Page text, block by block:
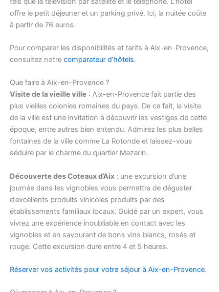
offre le petit déjeuner et un parking privé. Ici, la nuitée coûte
à partir de 76 euros.
Pour comparer les disponibilités et tarifs à Aix-en-Provence,
consultez notre comparateur d’hôtels.
Que faire à Aix-en-Provence ?
Visite de la vieille ville : Aix-en-Provence fait partie des
plus vieilles colonies romaines du pays. De ce fait, la visite
de la ville est une invitation à découvrir les vestiges de cette
époque, entre autres bien entendu. Admirez les plus belles
fontaines de la ville comme La Rotonde et laissez-vous
séduire par le charme du quartier Mazarin.
Découverte des Coteaux d’Aix : une excursion d’une
journée dans les vignobles vous permettra de déguster
d’excellents produits vinicoles produits par des
établissements familiaux locaux. Guidé par un expert, vous
vivrez une expérience inoubliable en contact avec les
vignobles et en savourant de bons vins blancs, rosés et
rouge. Cette excursion dure entre 4 et 5 heures.
Réserver vos activités pour votre séjour à Aix-en-Provence.